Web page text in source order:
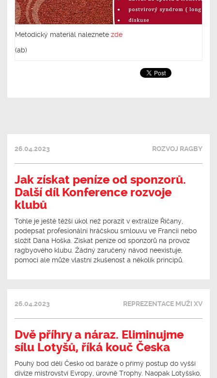
Metodický materiál naleznete zde
(ab)
26.04.2023 ROZVOJ RAGBY
Jak získat peníze od sponzorů.
Další díl Konference rozvoje
klubů
Tohle je ještě těžší úkol než porazit v extralize Říčany,
podepsat profesionální hráčskou smlouvu ve Francii nebo
složit Dana Hoška. Získat peníze od sponzorů na provoz
ragbyového klubu. Žádný zaručený návod neexistuje,
pomoci ale může vlastní zkušenost a několik principů.
26.04.2023 REPREZENTACE MUŽI XV
Dvě příhry a náraz. Eliminujme
sílu Lotyšů, říká kouč Česka
Pouhý bod dělí Česko od baráže o přímý postup do vyšší
divize mistrovství Evropy, úrovně Trophy. Naopak Lotyšsko,